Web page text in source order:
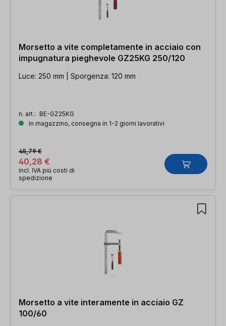
Morsetto a vite completamente in acciaio con
impugnatura pieghevole GZ25KG 250/120
Luce: 250 mm | Sporgenza: 120 mm
n. art.: BE-GZ25KG
In magazzino, consegna in 1-2 giorni lavorativi
40,28 €
45,79 €
incl. IVA più costi di
spedizione
Morsetto a vite interamente in acciaio GZ
100/60